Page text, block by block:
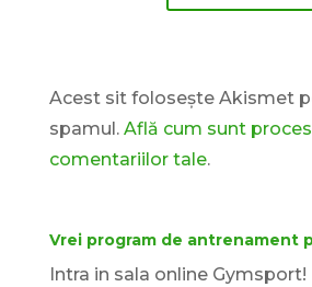
Acest sit folosește Akismet
spamul. Află cum sunt
comentariilor tale.
Vrei program de antrenament
Intra in sala online Gymsport!